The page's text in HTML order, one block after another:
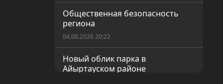
Общественная безопасность
региона
04.08.2026 20:22
Новый облик парка в
Айыртауском районе